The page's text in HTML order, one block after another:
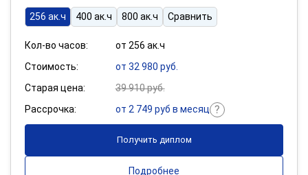
256 ак.ч 400 ак.ч 800 ак.ч Сравнить
Кол-во часов:
от 256 ак.ч
Стоимость:
от 32 980 руб.
Старая цена:
39 910 руб.
Рассрочка:
от 2 749 руб в месяц
Получить диплом
Подробнее